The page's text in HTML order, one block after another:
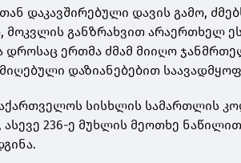
დაკავშირებული დავის გამო,
მოკვლის განზრახვით არაერთხელ
ერთმა ძმამ მიიღო
დაზიანებებით
სისხლის სამართლის
ასევე 236-ე მუხლის მეოთხე